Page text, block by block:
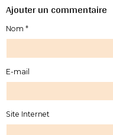
Ajouter un commentaire
Nom
E-mail
Site Internet